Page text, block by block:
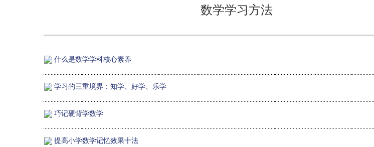
数学学习方法
什么是数学学科核心素养
学习的三重境界：知学、好学、乐学
巧记硬背学数学
提高小学数学记忆效果十法